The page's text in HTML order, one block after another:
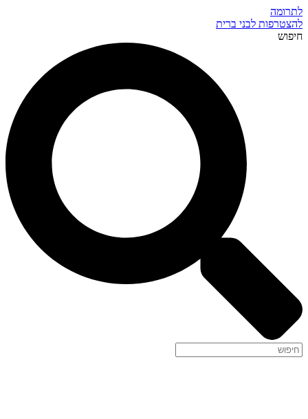
לתרומה
להצטרפות לבני ברית
חיפוש